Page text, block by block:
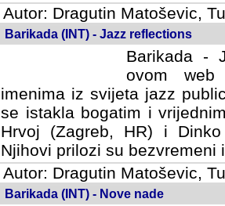
Autor: Dragutin Matoševic,
Barikada (INT) - Jazz reflections
Barikada -
ovom web
imenima iz svijeta jazz
se istakla bogatim i
Hrvoj (Zagreb, HR) i
Njihovi prilozi su bezvremeni
Autor: Dragutin Matoševic,
Barikada (INT) - Nove nade